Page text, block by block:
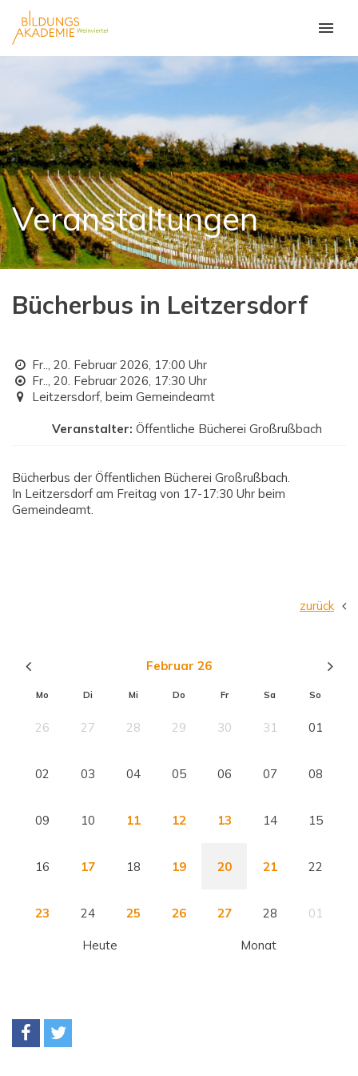
Veranstaltungen
Bücherbus in Leitzersdorf
Fr.., 20. Februar 2026, 17:00 Uhr
Fr.., 20. Februar 2026, 17:30 Uhr
Leitzersdorf, beim Gemeindeamt
Veranstalter: Öffentliche Bücherei Großrußbach
Bücherbus der Öffentlichen Bücherei Großrußbach.
In Leitzersdorf am Freitag von 17-17:30 Uhr beim
Gemeindeamt.
zurück
Februar 26
Mo Di Mi Do Fr Sa So
26 27 28 29 30 31 01
02 03 04 05 06 07 08
09 10 11 12 13 14 15
16 17 18 19 20 21 22
23 24 25 26 27 28 01
Heute Monat